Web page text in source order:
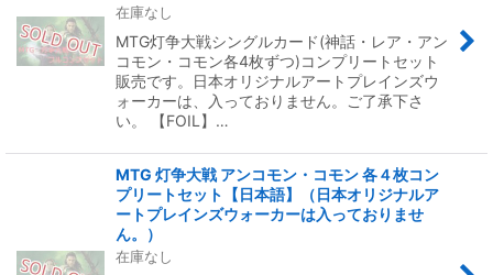
絞り込む
在庫なし
MTG灯争大戦シングルカード(神話・レア・アン
コモン・コモン各4枚ずつ)コンプリートセット
販売です。日本オリジナルアートプレインズウ
ォーカーは、入っておりません。ご了承下さ
い。 【FOIL】…
MTG 灯争大戦 アンコモン・コモン 各４枚コン
プリートセット【日本語】（日本オリジナルア
ートプレインズウォーカーは入っておりませ
ん。）
在庫なし